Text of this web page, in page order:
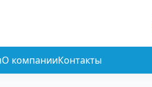
О компанииКонтакты